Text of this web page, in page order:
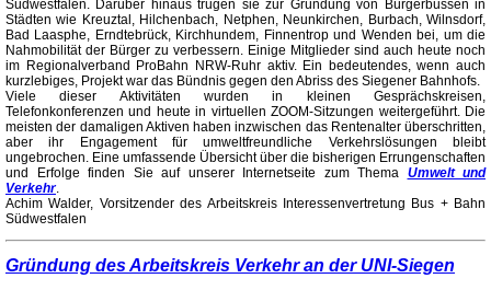
Südwestfalen. Darüber hinaus trugen sie zur Gründung von Bürgerbussen in
Städten wie Kreuztal, Hilchenbach, Netphen, Neunkirchen, Burbach, Wilnsdorf,
Bad Laasphe, Erndtebrück, Kirchhundem, Finnentrop und Wenden bei, um die
Nahmobilität der Bürger zu verbessern. Einige Mitglieder sind auch heute noch
im Regionalverband ProBahn NRW-Ruhr aktiv. Ein bedeutendes, wenn auch
kurzlebiges, Projekt war das Bündnis gegen den Abriss des Siegener Bahnhofs.
Viele dieser Aktivitäten wurden in kleinen Gesprächskreisen,
Telefonkonferenzen und heute in virtuellen ZOOM-Sitzungen weitergeführt. Die
meisten der damaligen Aktiven haben inzwischen das Rentenalter überschritten,
aber ihr Engagement für umweltfreundliche Verkehrslösungen bleibt
ungebrochen. Eine umfassende Übersicht über die bisherigen Errungenschaften
und Erfolge finden Sie auf unserer Internetseite zum Thema Umwelt und
Verkehr.
Achim Walder, Vorsitzender des Arbeitskreis Interessenvertretung Bus + Bahn
Südwestfalen
Gründung des Arbeitskreis Verkehr an der UNI-Siegen